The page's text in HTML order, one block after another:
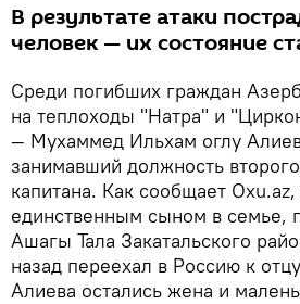
В результате атаки
человек — их состояние
Среди погибших граждан
на теплоходы "Натра" и
— Мухаммед Ильхам оглу
занимавший должность
капитана. Как сообщает
единственным сыном в семье,
Ашагы Тала Закатальского
назад переехал в Россию к
Алиева остались жена и